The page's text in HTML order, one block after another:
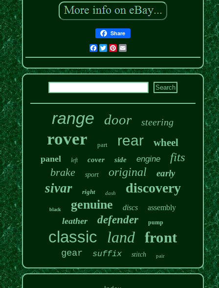
Share
Facebook
TwitterPinterest
range door steering
rover part rear wheel
panel left cover side engine fits
brake sport original early
sivar right dash discovery
black genuine discs assembly
leather defender pump
classic land front
gear suffix stitch pair